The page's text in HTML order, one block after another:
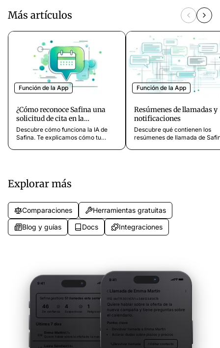
Más artículos
Función de la App
¿Cómo reconoce Safina una
solicitud de cita en la
conversación?
Descubre cómo funciona la IA de
Safina. Te explicamos cómo tu
Función de la App
Resúmenes de llamadas y
notificaciones
Descubre qué contienen los
resúmenes de llamada de
Explorar más
Comparaciones
Herramientas gratuitas
Blog y guías
Docs Integraciones